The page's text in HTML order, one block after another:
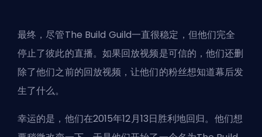
最终，尽管The Build Guild一直很稳定，但他们完全
停止了彼此的直播。如果回放视频是可信的，他们还删
除了他们之前的回放视频，让他们的粉丝想知道幕后发
生了什么。
幸运的是，他们在2015年12月13日胜利地回归。他们想